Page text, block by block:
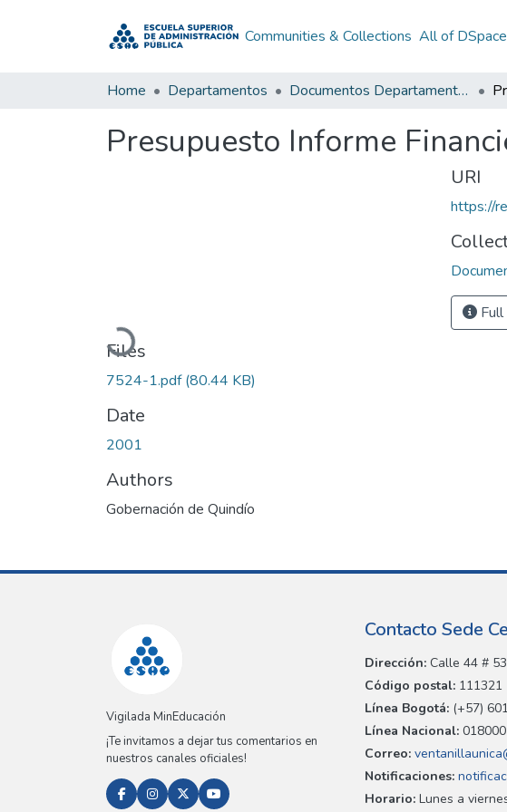
Communities & Collections All of DSpace
Home Departamentos Documentos Departamentales
Presupuesto Informe
Loading...
Files
7524-1.pdf(80.44 KB)
Date
2001
Authors
Gobernación de Quindío
URI
https://
Vigilada MinEducación
¡Te invitamos a dejar tus comentarios en
nuestros canales oficiales!
Contacto Sede
Dirección: Calle 44 #
Código postal: 111321
Línea Bogotá: (+57)
Línea Nacional:
Correo:
Notificaciones:
Horario: Lunes a